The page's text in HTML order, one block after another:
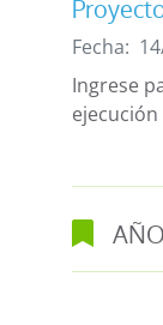
Fecha:
Ingrese
ejecución
AÑO